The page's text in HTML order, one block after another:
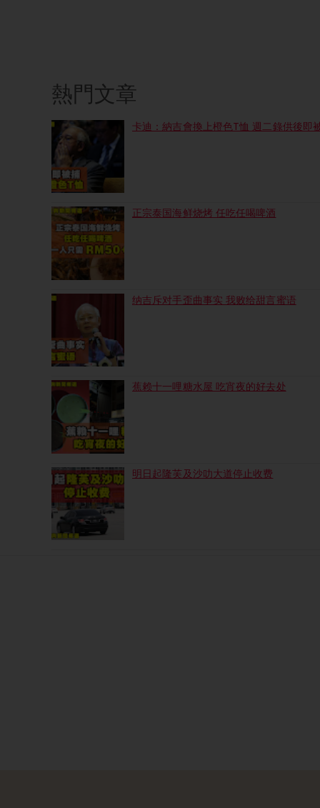
熱門文章
卡迪：納吉會換上橙色T恤 週二錄供後即
正宗泰国海鲜烧烤 任吃任喝啤酒
纳吉斥对手歪曲事实 我败给甜言蜜语
蕉赖十一哩糖水屋 吃宵夜的好去处
明日起隆芙及沙叻大道停止收费